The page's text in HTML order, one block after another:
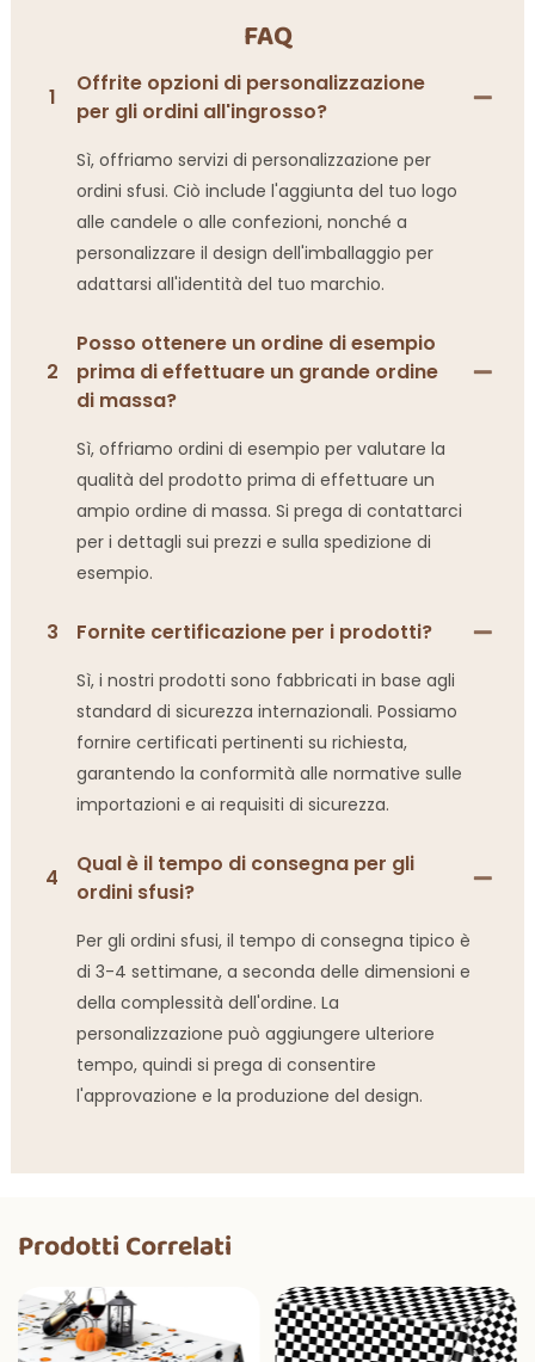
FAQ
1
Offrite opzioni di personalizzazione
per gli ordini all'ingrosso?
Sì, offriamo servizi di personalizzazione per
ordini sfusi. Ciò include l'aggiunta del tuo logo
alle candele o alle confezioni, nonché a
personalizzare il design dell'imballaggio per
adattarsi all'identità del tuo marchio.
2
Posso ottenere un ordine di esempio
prima di effettuare un grande ordine
di massa?
Sì, offriamo ordini di esempio per valutare la
qualità del prodotto prima di effettuare un
ampio ordine di massa. Si prega di contattarci
per i dettagli sui prezzi e sulla spedizione di
esempio.
3 Fornite certificazione per i prodotti?
Sì, i nostri prodotti sono fabbricati in base agli
standard di sicurezza internazionali. Possiamo
fornire certificati pertinenti su richiesta,
garantendo la conformità alle normative sulle
importazioni e ai requisiti di sicurezza.
4
Qual è il tempo di consegna per gli
ordini sfusi?
Per gli ordini sfusi, il tempo di consegna tipico è
di 3-4 settimane, a seconda delle dimensioni e
della complessità dell'ordine. La
personalizzazione può aggiungere ulteriore
tempo, quindi si prega di consentire
l'approvazione e la produzione del design.
Prodotti Correlati